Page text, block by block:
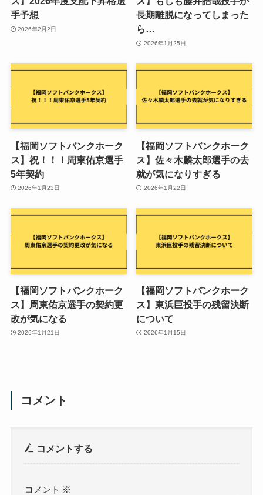
手予想
2026年2月2日
長期離脱になってしまった
ら…
2026年1月25日
【福岡ソフトバンクホーク
ス】祝！！！周東佑京選手
5年契約
2026年1月23日
【福岡ソフトバンクホーク
ス】佐々木麟太郎選手の去
就が気になりすぎる
2026年1月22日
【福岡ソフトバンクホーク
ス】周東佑京選手の契約更
改が気になる
2026年1月21日
【福岡ソフトバンクホーク
ス】東浜巨投手の残留決断
について
2026年1月15日
コメント
コメントする
コメント ※